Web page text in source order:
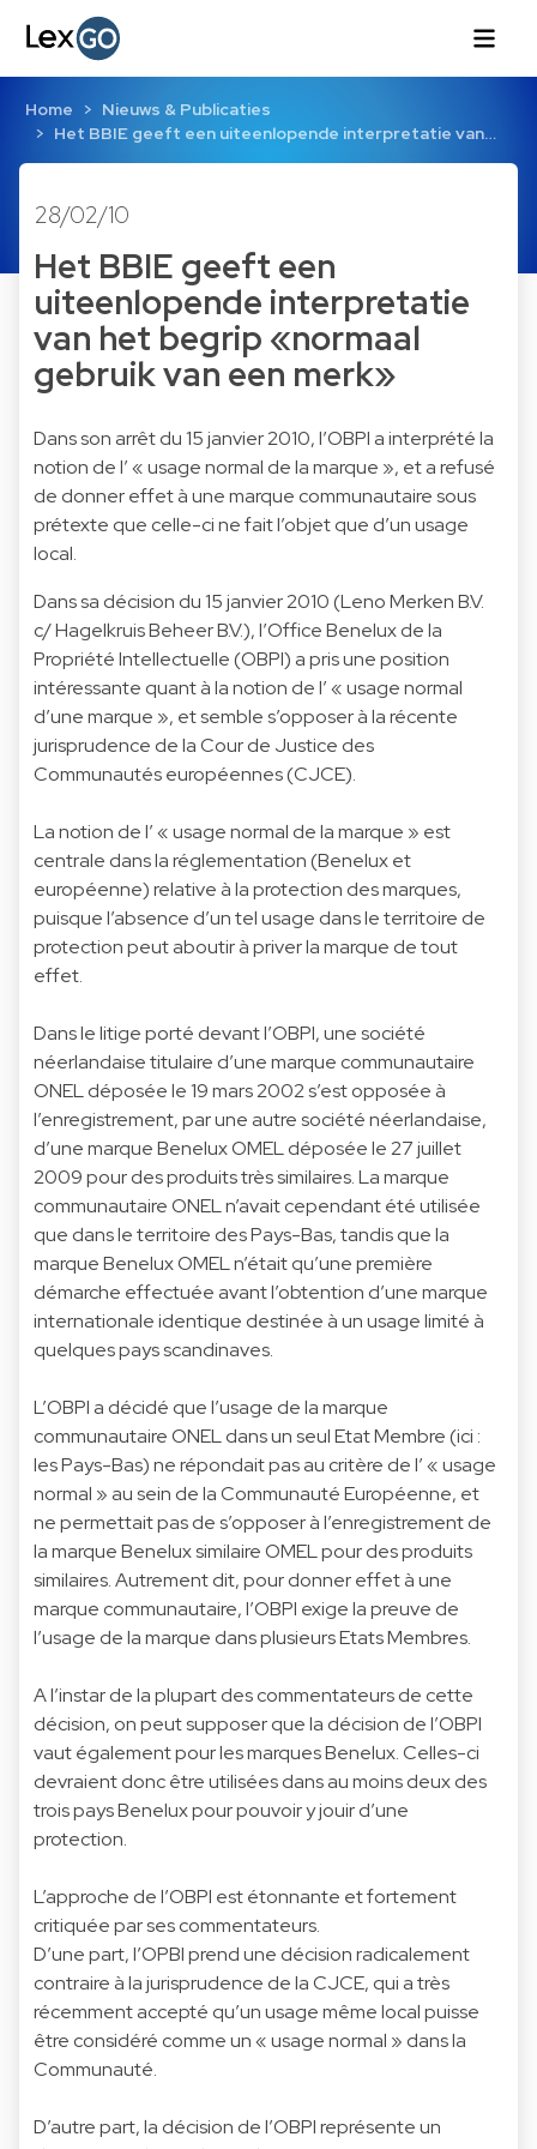
Home
Nieuws & Publicaties
Het BBIE geeft een uiteenlopende interpretatie van…
28/02/10
Het BBIE geeft een
uiteenlopende interpretatie
van het begrip «normaal
gebruik van een merk»
Dans son arrêt du 15 janvier 2010, l’OBPI a interprété la
notion de l’ « usage normal de la marque », et a refusé
de donner effet à une marque communautaire sous
prétexte que celle-ci ne fait l’objet que d’un usage
local.
Dans sa décision du 15 janvier 2010 (Leno Merken B.V.
c/ Hagelkruis Beheer B.V.), l’Office Benelux de la
Propriété Intellectuelle (OBPI) a pris une position
intéressante quant à la notion de l’ « usage normal
d’une marque », et semble s’opposer à la récente
jurisprudence de la Cour de Justice des
Communautés européennes (CJCE).
La notion de l’ « usage normal de la marque » est
centrale dans la réglementation (Benelux et
européenne) relative à la protection des marques,
puisque l’absence d’un tel usage dans le territoire de
protection peut aboutir à priver la marque de tout
effet.
Dans le litige porté devant l’OBPI, une société
néerlandaise titulaire d’une marque communautaire
ONEL déposée le 19 mars 2002 s’est opposée à
l’enregistrement, par une autre société néerlandaise,
d’une marque Benelux OMEL déposée le 27 juillet
2009 pour des produits très similaires. La marque
communautaire ONEL n’avait cependant été utilisée
que dans le territoire des Pays-Bas, tandis que la
marque Benelux OMEL n’était qu’une première
démarche effectuée avant l’obtention d’une marque
internationale identique destinée à un usage limité à
quelques pays scandinaves.
L’OBPI a décidé que l’usage de la marque
communautaire ONEL dans un seul Etat Membre (ici :
les Pays-Bas) ne répondait pas au critère de l’ « usage
normal » au sein de la Communauté Européenne, et
ne permettait pas de s’opposer à l’enregistrement de
la marque Benelux similaire OMEL pour des produits
similaires. Autrement dit, pour donner effet à une
marque communautaire, l’OBPI exige la preuve de
l’usage de la marque dans plusieurs Etats Membres.
A l’instar de la plupart des commentateurs de cette
décision, on peut supposer que la décision de l’OBPI
vaut également pour les marques Benelux. Celles-ci
devraient donc être utilisées dans au moins deux des
trois pays Benelux pour pouvoir y jouir d’une
protection.
L’approche de l’OBPI est étonnante et fortement
critiquée par ses commentateurs.
D’une part, l’OPBI prend une décision radicalement
contraire à la jurisprudence de la CJCE, qui a très
récemment accepté qu’un usage même local puisse
être considéré comme un « usage normal » dans la
Communauté.
D’autre part, la décision de l’OBPI représente un